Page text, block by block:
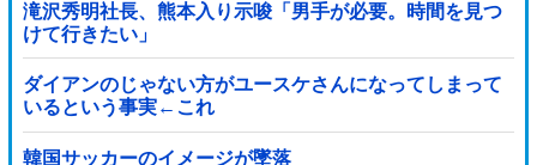
滝沢秀明社長、熊本入り示唆「男手が必要。時間を見つ
けて行きたい」
ダイアンのじゃない方がユースケさんになってしまって
いるという事実←これ
韓国サッカーのイメージが墜落